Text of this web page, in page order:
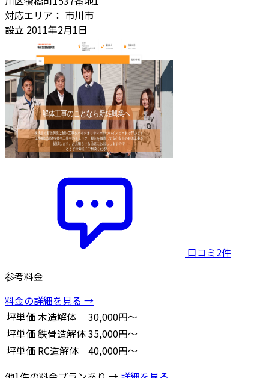
対応エリア： 市川市
設立 2011年2月1日
口コミ2件
参考料金
料金の詳細を見る →
坪単価木造解体
30,000円～
坪単価鉄骨造解体35,000円～
坪単価 RC造解体
40,000円～